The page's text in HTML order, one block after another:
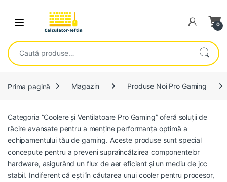
Open 0
Caută după:
Prima pagină Magazin Produse Noi Pro Gaming
Categoria “Coolere și Ventilatoare Pro Gaming” oferă soluții de
răcire avansate pentru a menține performanța optimă a
echipamentului tău de gaming. Aceste produse sunt special
concepute pentru a preveni supraîncălzirea componentelor
hardware, asigurând un flux de aer eficient și un mediu de joc
stabil. Indiferent că ești în căutarea unui cooler pentru procesor,